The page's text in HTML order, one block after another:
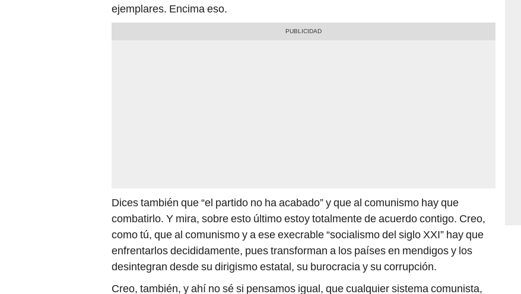
ejemplares. Encima eso.
Dices también que “el partido no ha acabado” y que al comunismo hay que
combatirlo. Y mira, sobre esto último estoy totalmente de acuerdo contigo. Creo,
como tú, que al comunismo y a ese execrable “socialismo del siglo XXI” hay que
enfrentarlos decididamente, pues transforman a los países en mendigos y los
desintegran desde su dirigismo estatal, su burocracia y su corrupción.
Creo, también, y ahí no sé si pensamos igual, que cualquier sistema comunista,